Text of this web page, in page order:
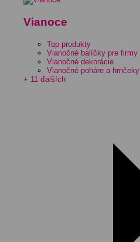
Vianoce
Top produkty
Vianočné balíčky pre firmy
Vianočné dekorácie
Vianočné poháre a hrnčeky
+ 11 ďalších